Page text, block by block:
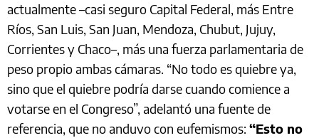
actualmente –casi seguro Capital Federal, más Entre
Ríos, San Luis, San Juan, Mendoza, Chubut, Jujuy,
Corrientes y Chaco–, más una fuerza parlamentaria de
peso propio ambas cámaras. “No todo es quiebre ya,
sino que el quiebre podría darse cuando comience a
votarse en el Congreso”, adelantó una fuente de
referencia, que no anduvo con eufemismos: “Esto no